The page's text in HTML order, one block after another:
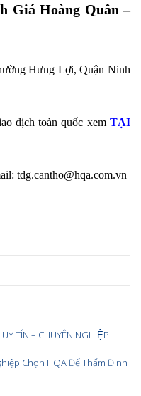
Giá Hoàng Quân –
Hưng Lợi, Quận Ninh
dịch toàn quốc xem TẠI
tdg.cantho@hqa.com.vn
TÍN – CHUYÊN NGHIỆP
Chọn HQA Để Thẩm Định